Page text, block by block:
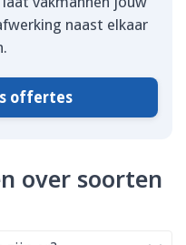
naast elkaar
offertes
over soorten